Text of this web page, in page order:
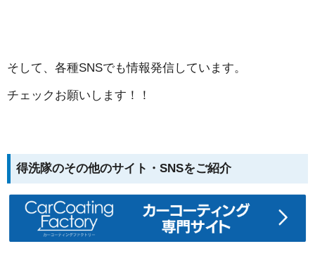
そして、各種SNSでも情報発信しています。
チェックお願いします！！
得洗隊のその他のサイト・SNSをご紹介